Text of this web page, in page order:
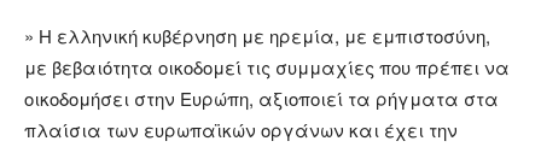
» Η ελληνική κυβέρνηση με ηρεμία, με εμπιστοσύνη,
με βεβαιότητα οικοδομεί τις συμμαχίες που πρέπει να
οικοδομήσει στην Ευρώπη, αξιοποιεί τα ρήγματα στα
πλαίσια των ευρωπαϊκών οργάνων και έχει την